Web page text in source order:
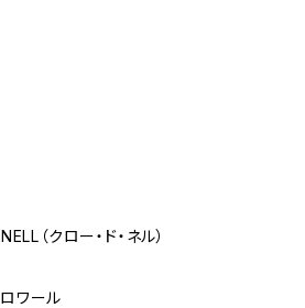
（クロー・ド・ネル）
ワール